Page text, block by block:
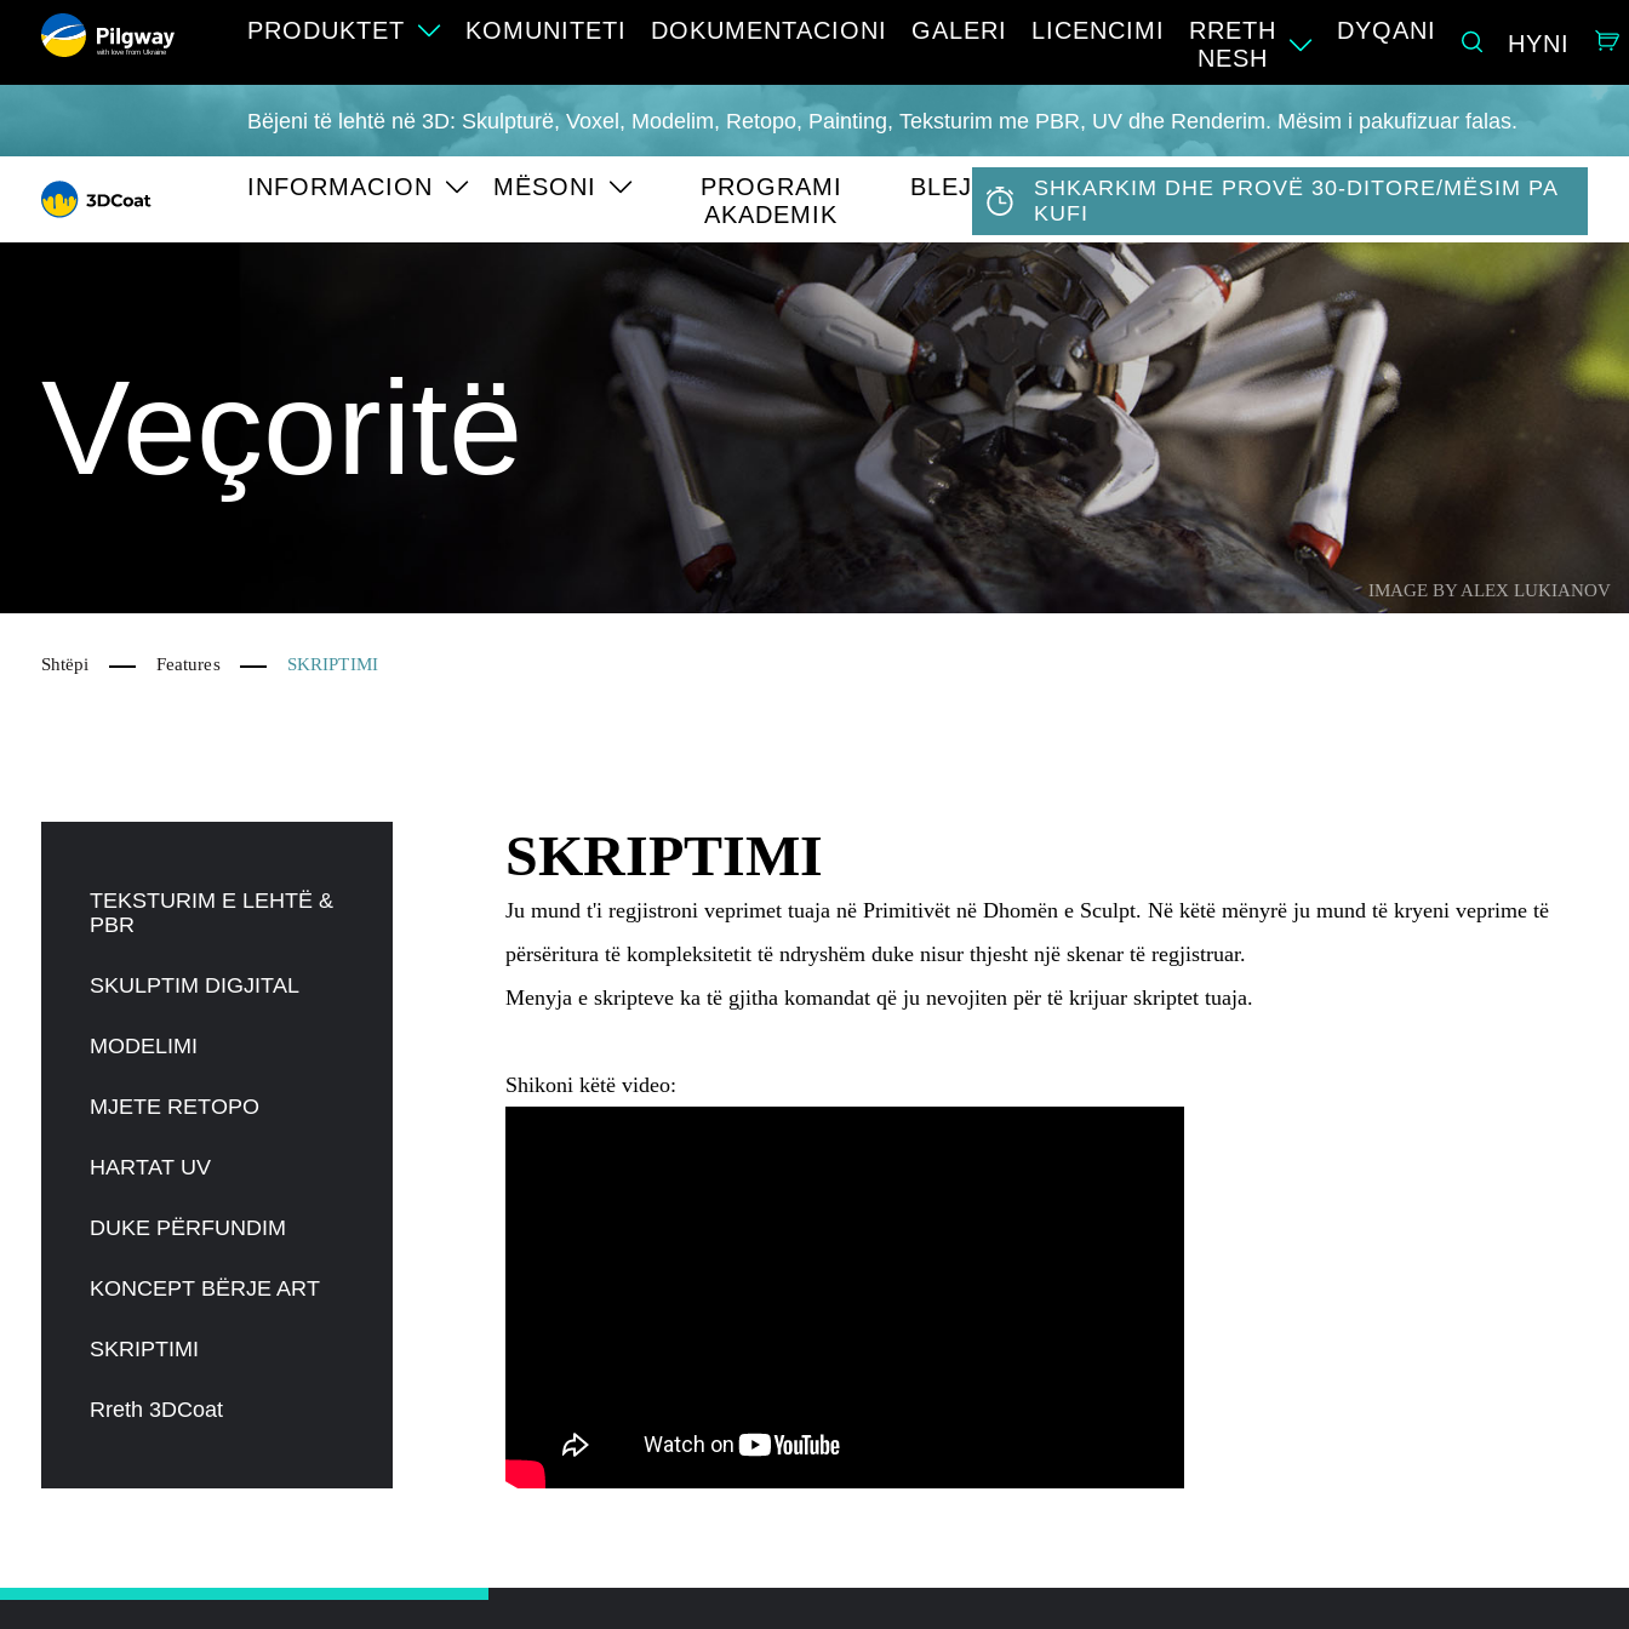
with love from Ukraine
PRODUKTET KOMUNITETI DOKUMENTACIONI GALERI LICENCIMI
RRETH
NESH
DYQANI
HYNI
Bëjeni të lehtë në 3D: Skulpturë, Voxel, Modelim, Retopo, Painting, Teksturim me PBR, UV dhe Renderim. Mësim i pakufizuar falas.
INFORMACION MËSONI
PROGRAMI
AKADEMIK
BLEJ
SHKARKIM DHE PROVË 30-DITORE/MËSIM PA
KUFI
IMAGE BY ALEX LUKIANOV
Veçoritë
Shtëpi Features SKRIPTIMI
TEKSTURIM E LEHTË &
PBR
SKULPTIM DIGJITAL
MODELIMI
MJETE RETOPO
HARTAT UV
DUKE PËRFUNDIM
KONCEPT BËRJE ART
SKRIPTIMI
Rreth 3DCoat
SKRIPTIMI
Ju mund t'i regjistroni veprimet tuaja në Primitivët në Dhomën e Sculpt. Në këtë mënyrë ju mund të kryeni veprime të
përsëritura të kompleksitetit të ndryshëm duke nisur thjesht një skenar të regjistruar.
Menyja e skripteve ka të gjitha komandat që ju nevojiten për të krijuar skriptet tuaja.
Shikoni këtë video: